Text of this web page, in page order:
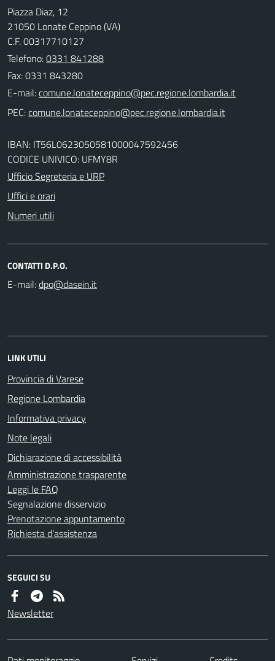
Piazza Diaz, 12
21050 Lonate Ceppino (VA)
C.F. 00317710127
Telefono:0331 841288
Fax: 0331 843280
E-mail:
PEC:
IBAN: IT56L0623050581000047592456
CODICE UNIVICO: UFMY8R
Ufficio Segreteria e URP
Uffici e orari
Numeri utili
CONTATTI D.P.O.
E-mail:
LINK UTILI
Provincia di Varese
Regione Lombardia
Informativa privacy
Note legali
Dichiarazione di accessibilità
Amministrazione trasparente
Leggi le FAQ
Segnalazione disservizio
Prenotazione appuntamento
Richiesta d'assistenza
SEGUICI SU
Newsletter